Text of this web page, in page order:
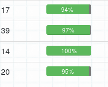
17 94%
39 97%
14 100%
20 95%